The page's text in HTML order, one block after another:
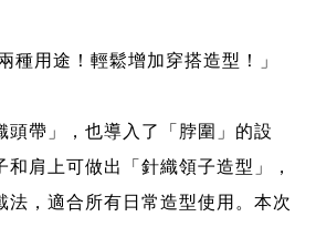
種用途！輕鬆增加穿搭造型！」
頭帶」，也導入了「脖圍」的設
和肩上可做出「針織領子造型」，
法，適合所有日常造型使用。 本次